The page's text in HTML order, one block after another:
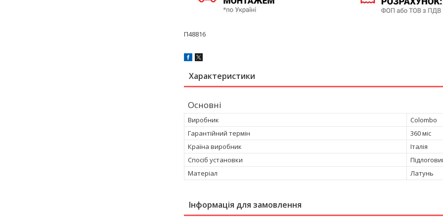
П48816
Характеристики
Основні
Виробник
Colombo
Гарантійний термін
360 міс
Країна виробник
Італія
Спосіб установки
Матеріал
Латунь
Інформація для замовлення